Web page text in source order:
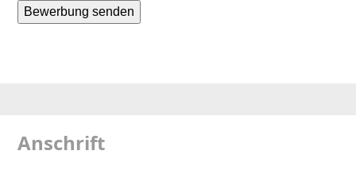
Bewerbung senden
Anschrift